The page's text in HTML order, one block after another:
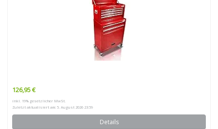
126,95 €
inkl. 19% gesetzlicher MwSt.
Zuletzt aktualisiert am: 5. August 2026 23:59
Details